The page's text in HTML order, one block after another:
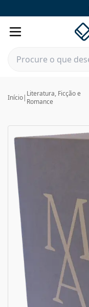
Início| Literatura, Ficção e
Romance